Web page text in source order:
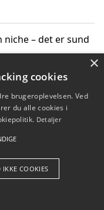
– det er sund
bestil med
×
cookies
brugeroplevelsen. Ved
du alle cookies i
Detaljer
IKKE COOKIES